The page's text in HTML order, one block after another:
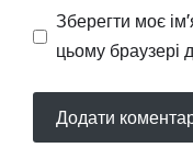
Зберегти моє
цьому браузері